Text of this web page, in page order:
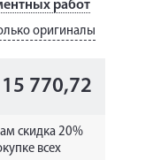
работ
оригиналы
15 770,72
скидка 20%
всех